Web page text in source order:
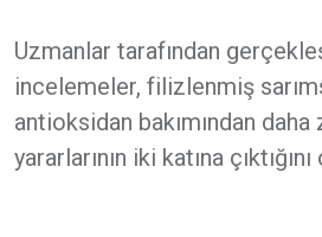
Uzmanlar tarafından
incelemeler, filizlenmiş
antioksidan bakımından daha
yararlarının iki katına